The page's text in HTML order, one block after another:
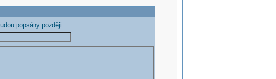
popsány později.